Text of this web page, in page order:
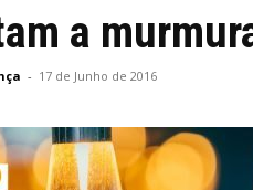
a
- 17 de Junho de 2016